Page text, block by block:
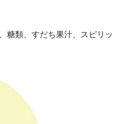
糖類、すだち果汁、スピリッ